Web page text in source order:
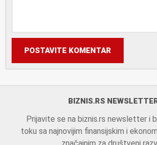
POSTAVITE KOMENTAR
BIZNIS.RS
Prijavite se na biznis.rs newsletter i
toku sa najnovijim finansijskim i